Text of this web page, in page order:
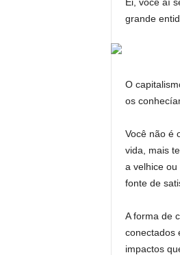
grande
O
os
Você não é
vida, mais
a velhice
fonte de
A forma de
conectados
impactos